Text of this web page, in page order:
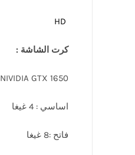
كرت الشاشة :
NIVIDIA GTX 1650
اساسي : 4 غيغا
فاتح :8 غيغا